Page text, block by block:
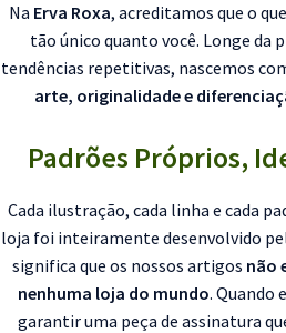
Na Erva Roxa, acreditamos que o
tão único quanto você. Longe da
tendências repetitivas, nascemos
arte, originalidade e
Padrões Próprios,
Cada ilustração, cada linha e cada
loja foi inteiramente desenvolvido
significa que os nossos artigos não
nenhuma loja do mundo. Quando
garantir uma peça de assinatura